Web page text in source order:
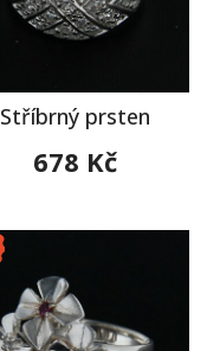
Stříbrný prsten
678 Kč